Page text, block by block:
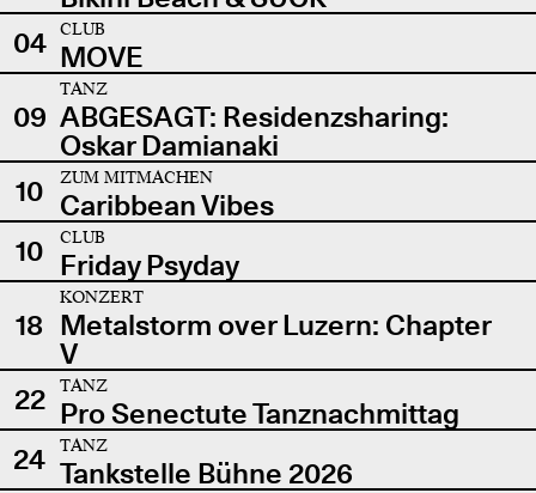
04
CLUB
MOVE
09
TANZ
ABGESAGT: Residenzsharing:
Oskar Damianaki
10
ZUM MITMACHEN
Caribbean Vibes
10
CLUB
Friday Psyday
18
KONZERT
Metalstorm over Luzern: Chapter
V
22
TANZ
Pro Senectute Tanznachmittag
24
TANZ
Tankstelle Bühne 2026